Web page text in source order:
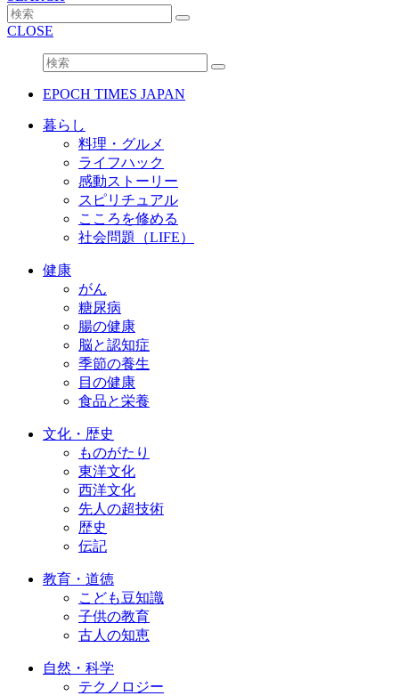
CLOSE
EPOCH TIMES JAPAN
暮らし
料理・グルメ
ライフハック
感動ストーリー
スピリチュアル
こころを修める
社会問題（LIFE）
健康
がん
糖尿病
腸の健康
脳と認知症
季節の養生
目の健康
食品と栄養
文化・歴史
ものがたり
東洋文化
西洋文化
先人の超技術
歴史
伝記
教育・道徳
こども豆知識
子供の教育
古人の知恵
自然・科学
テクノロジー